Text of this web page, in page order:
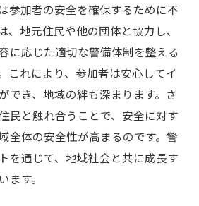
参加者の安全を確保するために不
、地元住民や他の団体と協力し、
に応じた適切な警備体制を整える
これにより、参加者は安心してイ
でき、地域の絆も深まります。さ
民と触れ合うことで、安全に対す
全体の安全性が高まるのです。警
を通じて、地域社会と共に成長す
ます。